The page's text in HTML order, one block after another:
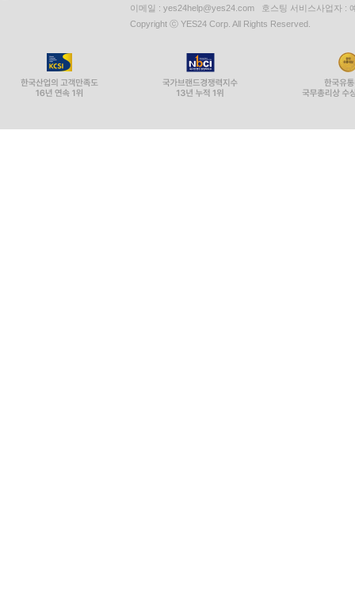
이메일 : yes24help@yes24.com 호스팅 서비스사업자 :
Copyright ⓒ YES24 Corp. All Rights Reserved.